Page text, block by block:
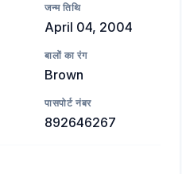
जन्म तिथि
April 04, 2004
बालों का रंग
Brown
पासपोर्ट नंबर
892646267